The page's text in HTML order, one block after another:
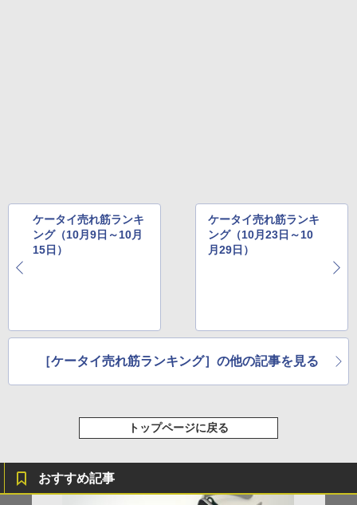
ケータイ売れ筋ランキ
ング（10月9日～10月
15日）
ケータイ売れ筋ランキ
ング（10月23日～10
月29日）
［ケータイ売れ筋ランキング］の他の記事を見る
トップページに戻る
おすすめ記事